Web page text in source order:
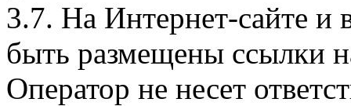
3.7. На Интернет-сайте
быть размещены ссылки
Оператор не несет